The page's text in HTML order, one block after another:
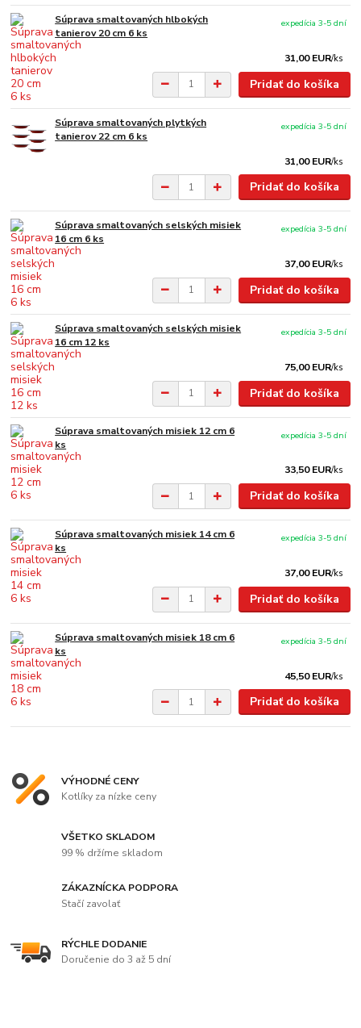
Súprava smaltovaných hlbokých
tanierov 20 cm 6 ks
31,00 EUR/ks
expedícia 3-5 dní
Pridať do košíka
Súprava smaltovaných plytkých
tanierov 22 cm 6 ks
31,00 EUR/ks
expedícia 3-5 dní
Pridať do košíka
Súprava smaltovaných selských misiek
16 cm 6 ks
37,00 EUR/ks
expedícia 3-5 dní
Pridať do košíka
Súprava smaltovaných selských misiek
16 cm 12 ks
75,00 EUR/ks
expedícia 3-5 dní
Pridať do košíka
Súprava smaltovaných misiek 12 cm 6
ks
33,50 EUR/ks
expedícia 3-5 dní
Pridať do košíka
Súprava smaltovaných misiek 14 cm 6
ks
37,00 EUR/ks
expedícia 3-5 dní
Pridať do košíka
Súprava smaltovaných misiek 18 cm 6
ks
45,50 EUR/ks
expedícia 3-5 dní
Pridať do košíka
VÝHODNÉ CENY
Kotlíky za nízke ceny
VŠETKO SKLADOM
99 % držíme skladom
ZÁKAZNÍCKA PODPORA
Stačí zavolať
RÝCHLE DODANIE
Doručenie do 3 až 5 dní